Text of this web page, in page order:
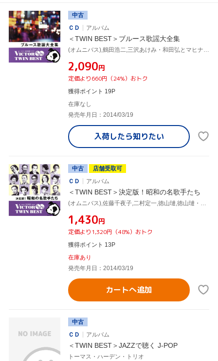
中古
ＣＤ
アルバム
＜TWIN BEST＞ブルース歌謡大全集
¥2,090円
定価より660円（24%）おトク
獲得ポイント 19P
在庫なし
発売年月日：2014/03/19
入荷したら知りたい
中古
店舗受取可
ＣＤ
アルバム
＜TWIN BEST＞決定版！昭和の名歌手たち
¥1,430円
定価より1,320円（48%）おトク
獲得ポイント 13P
在庫あり
発売年月日：2014/03/19
カートへ追加
中古
ＣＤ
アルバム
＜TWIN BEST＞JAZZで聴く J-POP
トーマス・ハーデン・トリオ